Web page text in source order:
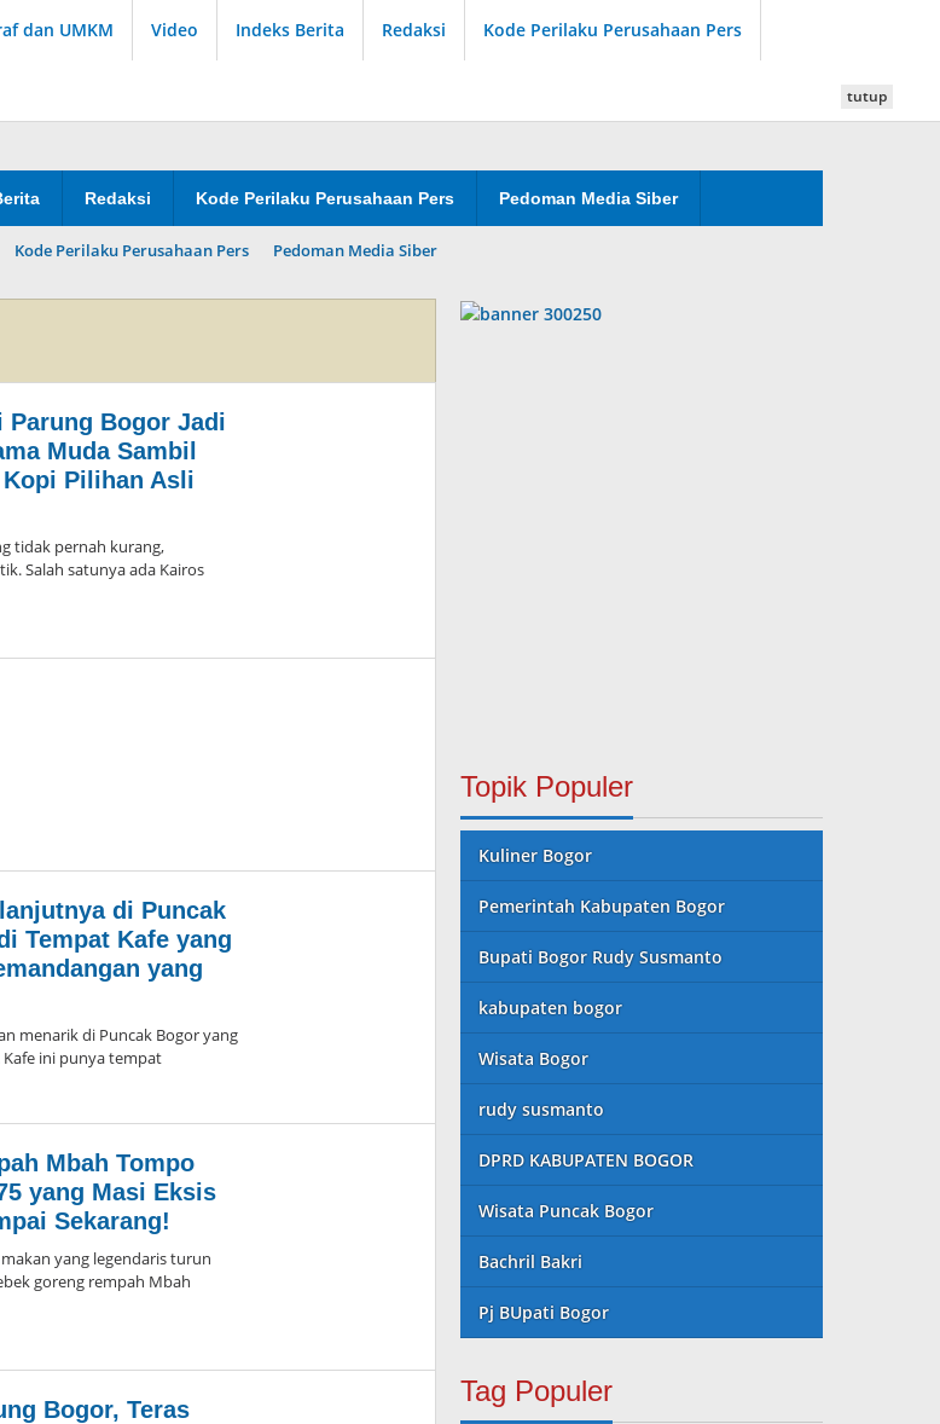
dan UMKM Video Indeks Berita Redaksi Kode Perilaku Perusahaan Pers
Redaksi Kode Perilaku Perusahaan Pers Pedoman Media Siber
Kode Perilaku Perusahaan Pers Pedoman Media Siber
tutup
Parung Bogor Jadi
Muda Sambil
Pilihan Asli
tidak pernah kurang,
Salah satunya ada Kairos
di Puncak
Tempat Kafe yang
yang
menarik di Puncak Bogor yang
Kafe ini punya tempat
Mbah Tompo
yang Masi Eksis
Sekarang!
yang legendaris turun
goreng rempah Mbah
Bogor, Teras
Topik Populer
Kuliner Bogor
Pemerintah Kabupaten Bogor
Bupati Bogor Rudy Susmanto
kabupaten bogor
Wisata Bogor
rudy susmanto
DPRD KABUPATEN BOGOR
Wisata Puncak Bogor
Bachril Bakri
Pj BUpati Bogor
Tag Populer